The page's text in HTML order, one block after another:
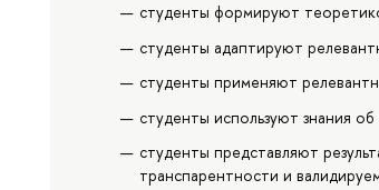
студенты формируют
студенты адаптируют
студенты применяют
студенты используют знания
студенты представляют
транспарентности и